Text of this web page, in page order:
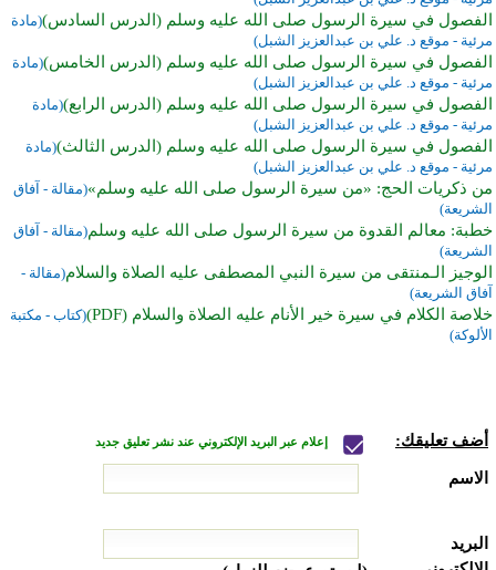
الفصول في سيرة الرسول صلى الله عليه وسلم (الدرس السادس)(مادة
مرئية - موقع د. علي بن عبدالعزيز الشبل)
الفصول في سيرة الرسول صلى الله عليه وسلم (الدرس الخامس)(مادة
مرئية - موقع د. علي بن عبدالعزيز الشبل)
الفصول في سيرة الرسول صلى الله عليه وسلم (الدرس الرابع)(مادة
مرئية - موقع د. علي بن عبدالعزيز الشبل)
الفصول في سيرة الرسول صلى الله عليه وسلم (الدرس الثالث)(مادة
مرئية - موقع د. علي بن عبدالعزيز الشبل)
من ذكريات الحج: «من سيرة الرسول صلى الله عليه وسلم»(مقالة - آفاق
الشريعة)
خطبة: معالم القدوة من سيرة الرسول صلى الله عليه وسلم(مقالة - آفاق
الشريعة)
الوجيز الـمنتقى من سيرة النبي المصطفى عليه الصلاة والسلام(مقالة -
آفاق الشريعة)
خلاصة الكلام في سيرة خير الأنام عليه الصلاة والسلام (PDF)
(كتاب - مكتبة
الألوكة)
أضف تعليقك: إعلام عبر البريد الإلكتروني عند نشر تعليق جديد
الاسم
البريد